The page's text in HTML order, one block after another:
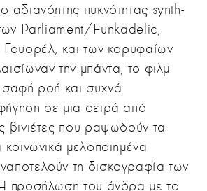
αδιανόητης πυκνότητας synth-
Parliament/Funkadelic,
Γουορέλ, και των κορυφαίων
την μπάντα, το φιλμ
σαφή ροή και συχνά
σε μια σειρά από
βινιέτες που ραψωδούν τα
κοινωνικά μελοποιημένα
τη δισκογραφία των
προσήλωση του άνδρα με το